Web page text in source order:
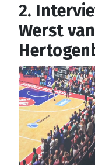
2.
Werst